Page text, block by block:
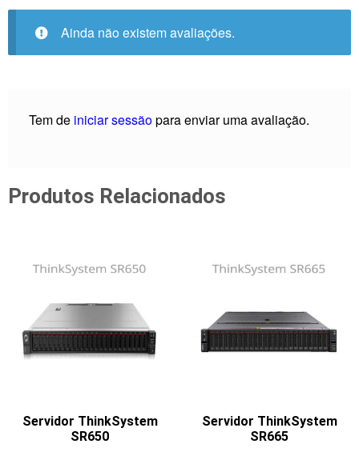
Ainda não existem avaliações.
Tem de iniciar sessãopara enviar uma avaliação.
Produtos Relacionados
Servidor ThinkSystem
SR650
Servidor ThinkSystem
SR665